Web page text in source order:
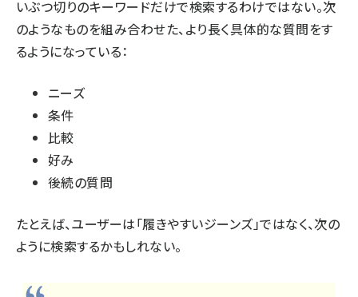
いぶつ切りのキーワードだけで検索するわけではない。次
のようなものを組み合わせた、より長く具体的な質問をす
るようになっている：
ニーズ
条件
比較
好み
後続の質問
たとえば、ユーザーは「履きやすいジーンズ」ではなく、次の
ように検索するかもしれない。